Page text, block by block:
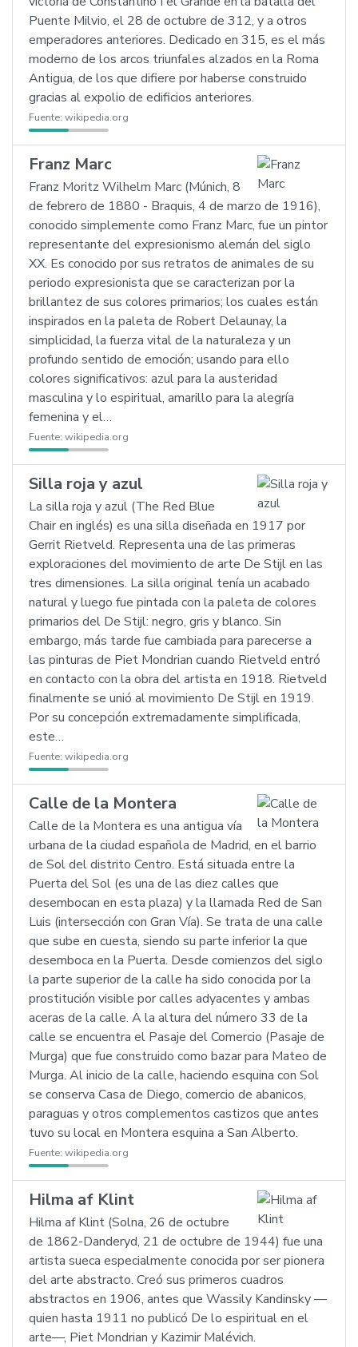
Puente Milvio, el 28 de octubre de 312, y a otros
emperadores anteriores. Dedicado en 315, es el más
moderno de los arcos triunfales alzados en la Roma
Antigua, de los que difiere por haberse construido
gracias al expolio de edificios anteriores.
Fuente: wikipedia.org
Franz Marc
Franz Moritz Wilhelm Marc (Múnich, 8
de febrero de 1880 - Braquis, 4 de marzo de 1916),
conocido simplemente como Franz Marc, fue un pintor
representante del expresionismo alemán del siglo
XX. Es conocido por sus retratos de animales de su
periodo expresionista que se caracterizan por la
brillantez de sus colores primarios; los cuales están
inspirados en la paleta de Robert Delaunay, la
simplicidad, la fuerza vital de la naturaleza y un
profundo sentido de emoción; usando para ello
colores significativos: azul para la austeridad
masculina y lo espiritual, amarillo para la alegría
femenina y el…
Fuente: wikipedia.org
Silla roja y azul
La silla roja y azul (The Red Blue
Chair en inglés) es una silla diseñada en 1917 por
Gerrit Rietveld. Representa una de las primeras
exploraciones del movimiento de arte De Stijl en las
tres dimensiones. La silla original tenía un acabado
natural y luego fue pintada con la paleta de colores
primarios del De Stijl: negro, gris y blanco. Sin
embargo, más tarde fue cambiada para parecerse a
las pinturas de Piet Mondrian cuando Rietveld entró
en contacto con la obra del artista en 1918. Rietveld
finalmente se unió al movimiento De Stijl en 1919.
Por su concepción extremadamente simplificada,
este…
Fuente: wikipedia.org
Calle de la Montera
Calle de la Montera es una antigua vía
urbana de la ciudad española de Madrid, en el barrio
de Sol del distrito Centro. Está situada entre la
Puerta del Sol (es una de las diez calles que
desembocan en esta plaza) y la llamada Red de San
Luis (intersección con Gran Vía). Se trata de una calle
que sube en cuesta, siendo su parte inferior la que
desemboca en la Puerta. Desde comienzos del siglo
la parte superior de la calle ha sido conocida por la
prostitución visible por calles adyacentes y ambas
aceras de la calle. A la altura del número 33 de la
calle se encuentra el Pasaje del Comercio (Pasaje de
Murga) que fue construido como bazar para Mateo de
Murga. Al inicio de la calle, haciendo esquina con Sol
se conserva Casa de Diego, comercio de abanicos,
paraguas y otros complementos castizos que antes
tuvo su local en Montera esquina a San Alberto.
Fuente: wikipedia.org
Hilma af Klint
Hilma af Klint (Solna, 26 de octubre
de 1862-Danderyd, 21 de octubre de 1944) fue una
artista sueca especialmente conocida por ser pionera
del arte abstracto. Creó sus primeros cuadros
abstractos en 1906, antes que Wassily Kandinsky —
quien hasta 1911 no publicó De lo espiritual en el
arte—, Piet Mondrian y Kazimir Malévich.